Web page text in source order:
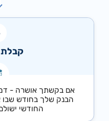
קבלת
אם בקשתך אושרה - דמי
הבנק שלך בחודש שבו
החודשי ישולם ב- 28